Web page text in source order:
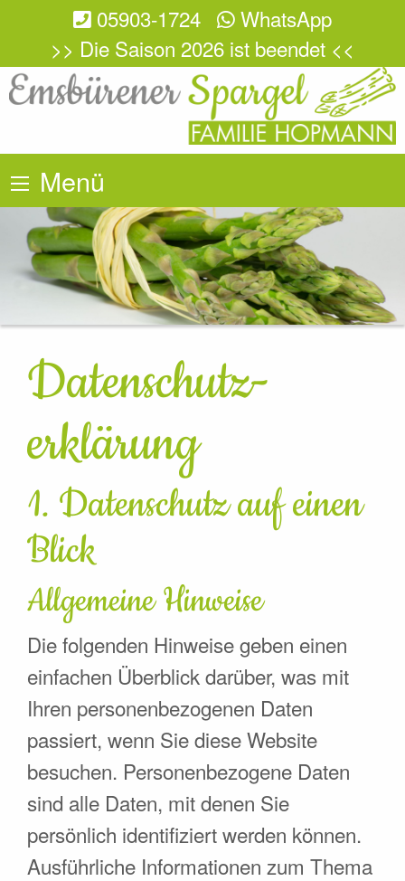
05903-1724
WhatsApp
>> Die Saison 2026 ist beendet <<
Menü
Datenschutz­
erklärung
1. Datenschutz auf einen
Blick
Allgemeine Hinweise
Die folgenden Hinweise geben einen
einfachen Überblick darüber, was mit
Ihren personenbezogenen Daten
passiert, wenn Sie diese Website
besuchen. Personenbezogene Daten
sind alle Daten, mit denen Sie
persönlich identifiziert werden können.
Ausführliche Informationen zum Thema